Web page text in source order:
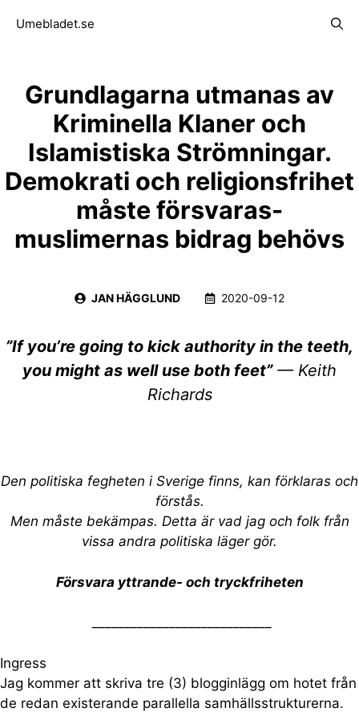
Umebladet.se
Grundlagarna utmanas av
Kriminella Klaner och
Islamistiska Strömningar.
Demokrati och religionsfrihet
måste försvaras-
muslimernas bidrag behövs
JAN HÄGGLUND 2020-09-12
”If you’re going to kick authority in the teeth,
you might as well use both feet”— Keith
Richards
Den politiska fegheten i Sverige finns, kan förklaras och
förstås.
Men måste bekämpas. Detta är vad jag och folk från
vissa andra politiska läger gör.
Försvara yttrande- och tryckfriheten
Ingress
Jag kommer att skriva tre (3) blogginlägg om hotet från
de redan existerande parallella samhällsstrukturerna.